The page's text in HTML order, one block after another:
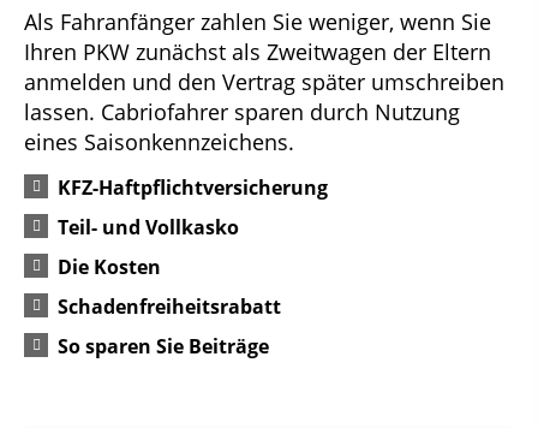
Als Fahranfänger zahlen Sie weniger, wenn Sie
Ihren PKW zunächst als Zweitwagen der Eltern
anmelden und den Vertrag später umschreiben
lassen. Cabriofahrer sparen durch Nutzung
eines Saisonkennzeichens.
KFZ-Haftpflichtversicherung
Teil- und Vollkasko
Die Kosten
Schadenfreiheitsrabatt
So sparen Sie Beiträge